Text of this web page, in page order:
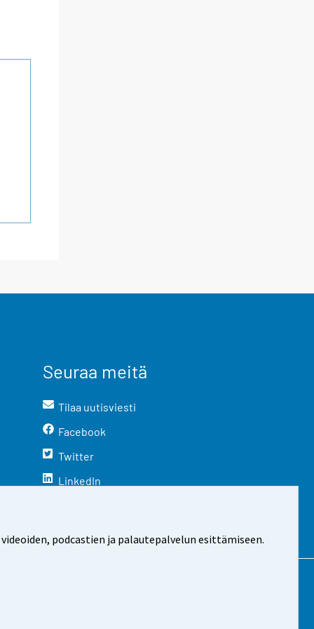
podcastien ja palautepalvelun esittämiseen.
Seuraa meitä
Tilaa uutisviesti
Facebook
Twitter
LinkedIn